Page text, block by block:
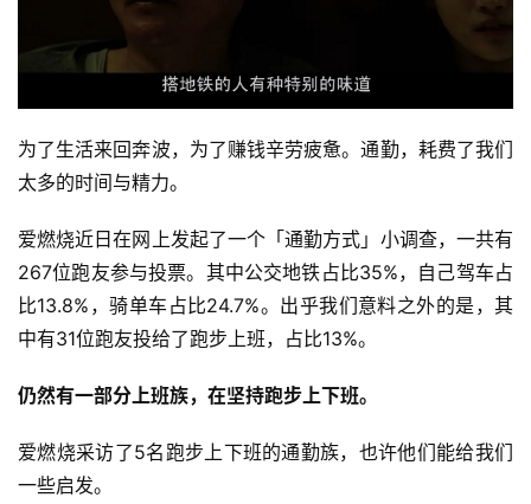
为了生活来回奔波，为了赚钱辛劳疲惫。通勤，耗费了我们
太多的时间与精力。
爱燃烧近日在网上发起了一个「通勤方式」小调查，一共有
267位跑友参与投票。其中公交地铁占比35%，自己驾车占
比13.8%，骑单车占比24.7%。出乎我们意料之外的是，其
中有31位跑友投给了跑步上班，占比13%。
仍然有一部分上班族，在坚持跑步上下班。
爱燃烧采访了5名跑步上下班的通勤族，也许他们能给我们
一些启发。